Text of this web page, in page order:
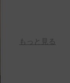
もっと見る